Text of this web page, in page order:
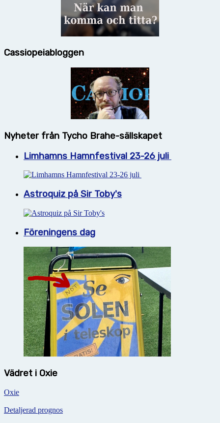
Cassiopeiabloggen
Nyheter från Tycho Brahe-sällskapet
Limhamns Hamnfestival 23-26 juli
Astroquiz på Sir Toby's
Föreningens dag
Vädret i Oxie
Oxie
Detaljerad prognos